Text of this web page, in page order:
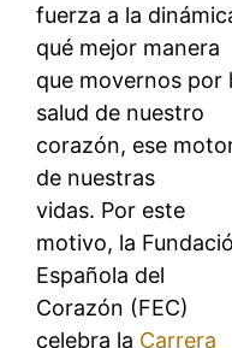
fuerza a la
qué mejor manera
que movernos por
salud de nuestro
corazón, ese
de nuestras
vidas. Por este
motivo, la
Española del
Corazón (FEC)
celebra la Carrera